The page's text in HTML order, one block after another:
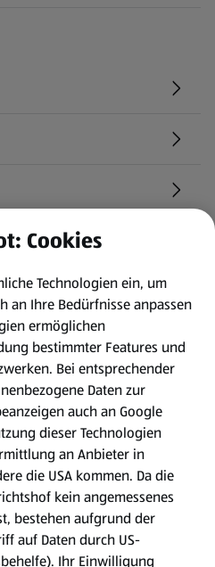
Cookies
Technologien ein, um
an Ihre Bedürfnisse anpassen
ermöglichen
bestimmter Features und
Bei entsprechender
Daten zur
auch an Google
dieser Technologien
an Anbieter in
die USA kommen. Da die
kein angemessenes
bestehen aufgrund der
auf Daten durch US-
Ihr Einwilligung